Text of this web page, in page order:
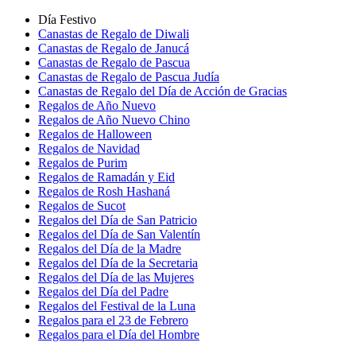
Día Festivo
Canastas de Regalo de Diwali
Canastas de Regalo de Janucá
Canastas de Regalo de Pascua
Canastas de Regalo de Pascua Judía
Canastas de Regalo del Día de Acción de Gracias
Regalos de Año Nuevo
Regalos de Año Nuevo Chino
Regalos de Halloween
Regalos de Navidad
Regalos de Purim
Regalos de Ramadán y Eid
Regalos de Rosh Hashaná
Regalos de Sucot
Regalos del Día de San Patricio
Regalos del Día de San Valentín
Regalos del Día de la Madre
Regalos del Día de la Secretaria
Regalos del Día de las Mujeres
Regalos del Día del Padre
Regalos del Festival de la Luna
Regalos para el 23 de Febrero
Regalos para el Día del Hombre